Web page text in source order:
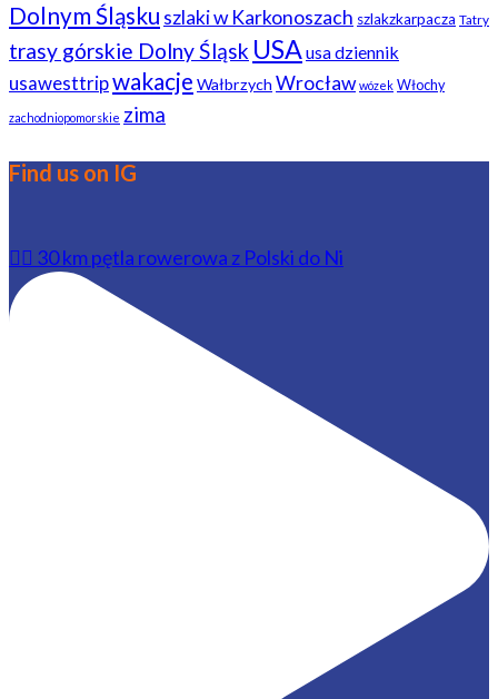
Dolnym Śląsku szlaki w Karkonoszach szlakzkarpacza Tatry
trasy górskie Dolny Śląsk USA usa dziennik
usawesttripwakacje Wałbrzych Wrocław wózek Włochy
zachodniopomorskie zima
Find us on IG
🚴‍♂️ 30 km pętla rowerowa z Polski do Ni